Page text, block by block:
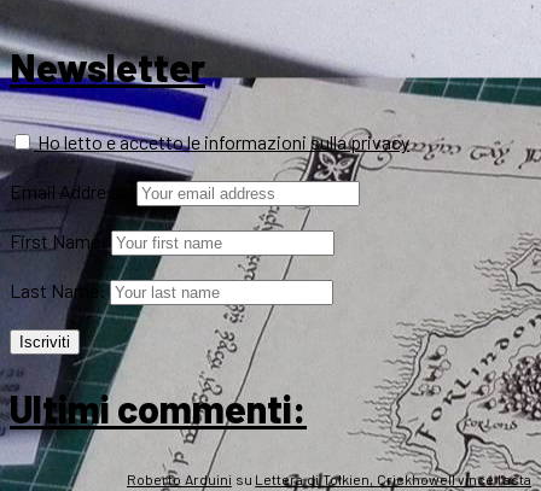
Newsletter
Ho letto e accetto le informazioni sulla privacy
Email Address:
First Name:
Last Name:
Ultimi commenti:
Roberto Arduini su Lettera di Tolkien, Crickhowell vince l’asta